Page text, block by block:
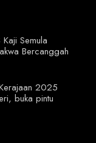
Semula
Bercanggah
2025
buka pintu